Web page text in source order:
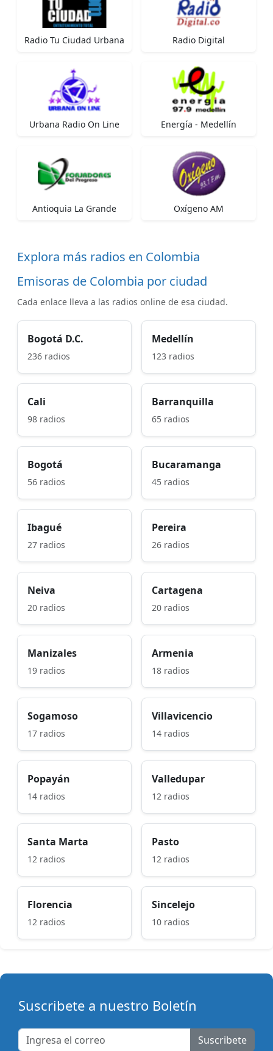
Radio Tu Ciudad Urbana Radio Digital
Urbana Radio On Line Energía - Medellín
Antioquia La Grande Oxígeno AM
Explora más radios en Colombia
Emisoras de Colombia por ciudad
Cada enlace lleva a las radios online de esa ciudad.
Bogotá D.C.
236 radios
Medellín
123 radios
Cali
98 radios
Barranquilla
65 radios
Bogotá
56 radios
Bucaramanga
45 radios
Ibagué
27 radios
Pereira
26 radios
Neiva
20 radios
Cartagena
20 radios
Manizales
19 radios
Armenia
18 radios
Sogamoso
17 radios
Villavicencio
14 radios
Popayán
14 radios
Valledupar
12 radios
Santa Marta
12 radios
Pasto
12 radios
Florencia
12 radios
Sincelejo
10 radios
Suscribete a nuestro Boletín
Suscribete